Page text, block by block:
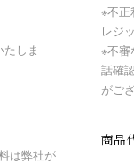
たしま
は弊社が
※不正
レジ
※不審
話確
がご
商品